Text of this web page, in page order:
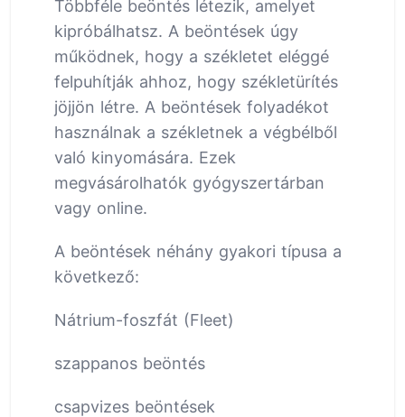
Többféle beöntés létezik, amelyet
kipróbálhatsz. A beöntések úgy
működnek, hogy a székletet eléggé
felpuhítják ahhoz, hogy székletürítés
jöjjön létre. A beöntések folyadékot
használnak a székletnek a végbélből
való kinyomására. Ezek
megvásárolhatók gyógyszertárban
vagy online.
A beöntések néhány gyakori típusa a
következő:
Nátrium-foszfát (Fleet)
szappanos beöntés
csapvizes beöntések